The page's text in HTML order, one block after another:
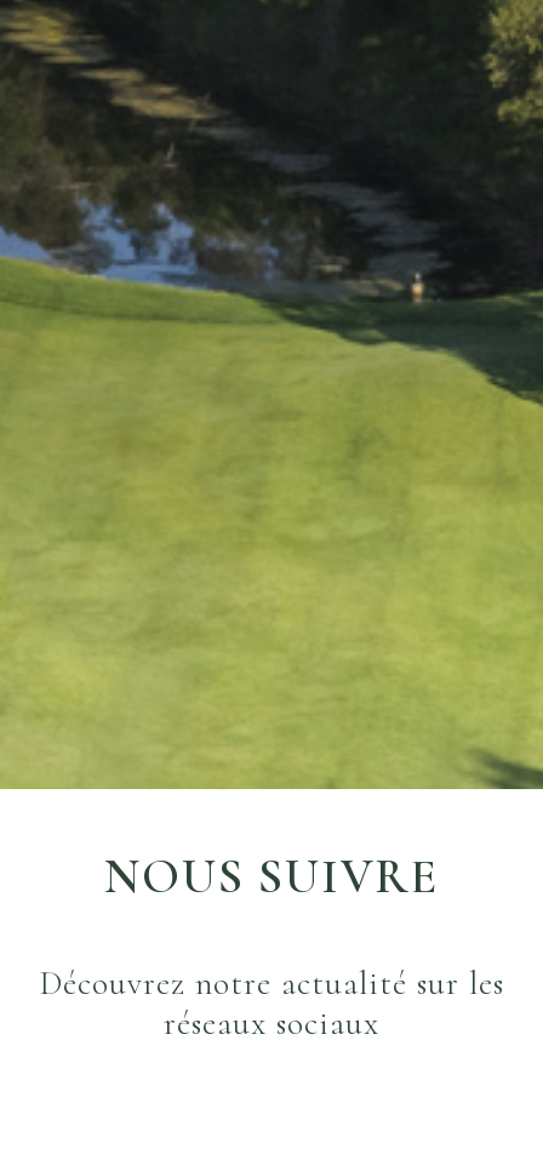
NOUS SUIVRE
Découvrez notre actualité sur les
réseaux sociaux